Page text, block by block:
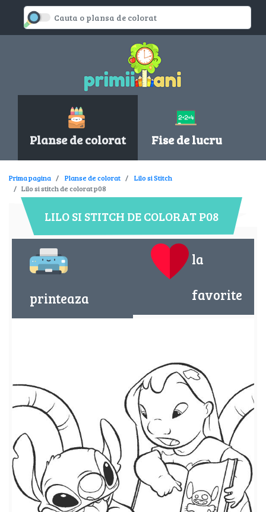
Planse de colorat Fise de lucru
Prima pagina Planse de colorat
Lilo si Stitch
Lilo si stitch de colorat p08
LILO SI STITCH DE COLORAT P08
printeaza
la
favorite